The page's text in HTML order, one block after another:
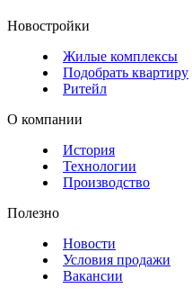
Новостройки
Жилые комплексы
Подобрать квартиру
Ритейл
О компании
История
Технологии
Производство
Полезно
Новости
Условия продажи
Вакансии